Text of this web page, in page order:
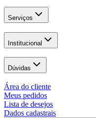
Serviços
Institucional
Dúvidas
Área do cliente
Meus pedidos
Lista de desejos
Dados cadastrais